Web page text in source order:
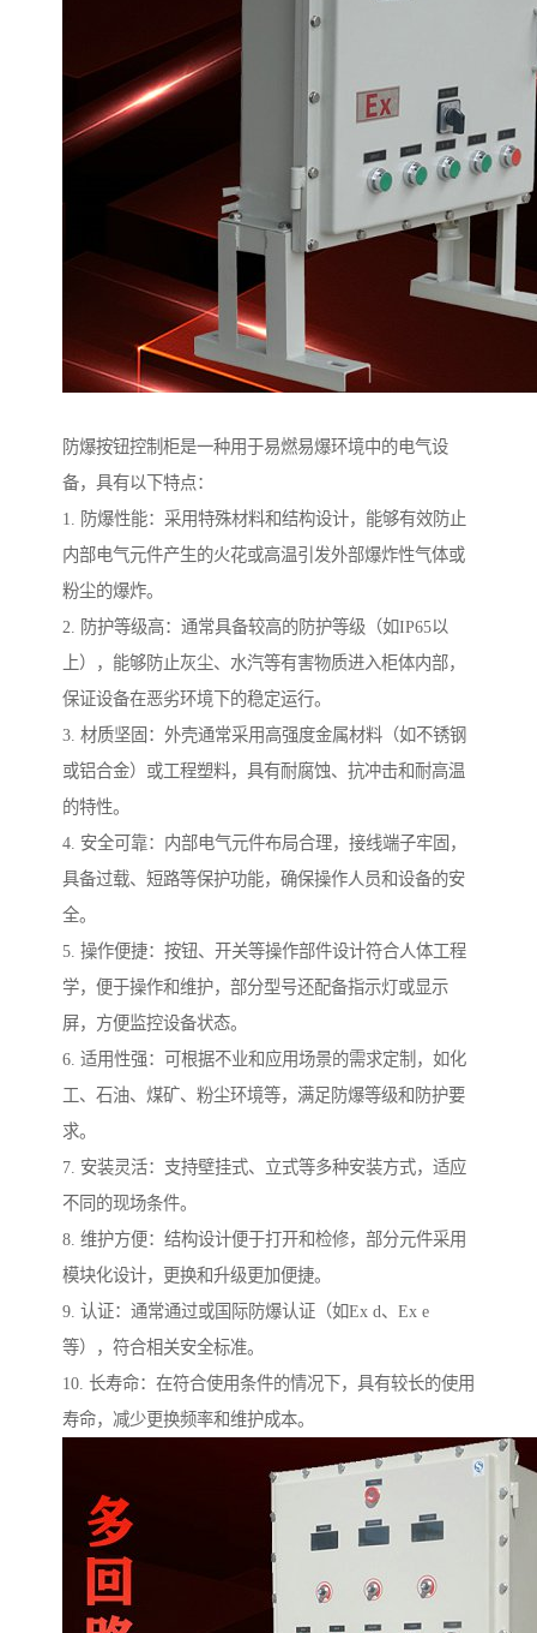
防爆按钮控制柜是一种用于易燃易爆环境中的电气设
备，具有以下特点：
1. 防爆性能：采用特殊材料和结构设计，能够有效防止
内部电气元件产生的火花或高温引发外部爆炸性气体或
粉尘的爆炸。
2. 防护等级高：通常具备较高的防护等级（如IP65以
上），能够防止灰尘、水汽等有害物质进入柜体内部，
保证设备在恶劣环境下的稳定运行。
3. 材质坚固：外壳通常采用高强度金属材料（如不锈钢
或铝合金）或工程塑料，具有耐腐蚀、抗冲击和耐高温
的特性。
4. 安全可靠：内部电气元件布局合理，接线端子牢固，
具备过载、短路等保护功能，确保操作人员和设备的安
全。
5. 操作便捷：按钮、开关等操作部件设计符合人体工程
学，便于操作和维护，部分型号还配备指示灯或显示
屏，方便监控设备状态。
6. 适用性强：可根据不业和应用场景的需求定制，如化
工、石油、煤矿、粉尘环境等，满足防爆等级和防护要
求。
7. 安装灵活：支持壁挂式、立式等多种安装方式，适应
不同的现场条件。
8. 维护方便：结构设计便于打开和检修，部分元件采用
模块化设计，更换和升级更加便捷。
9. 认证：通常通过或国际防爆认证（如Ex d、Ex e
等），符合相关安全标准。
10. 长寿命：在符合使用条件的情况下，具有较长的使用
寿命，减少更换频率和维护成本。